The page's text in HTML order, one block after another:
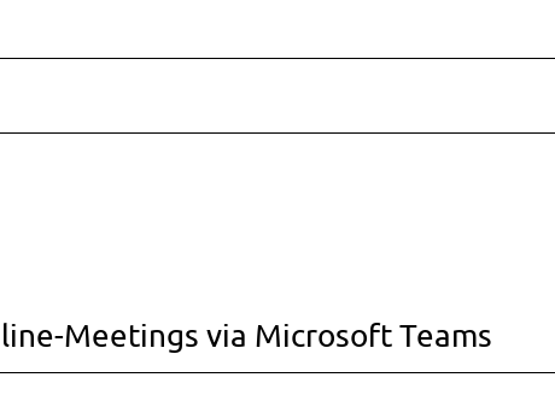
Meetings via Microsoft Teams